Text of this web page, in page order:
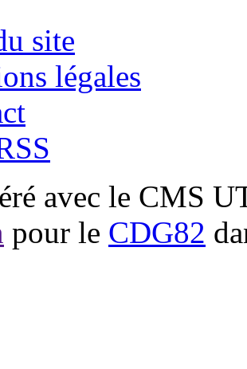
site
légales
avec le CMS
pour le CDG82